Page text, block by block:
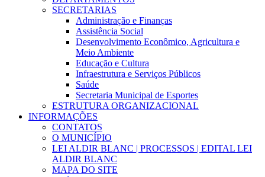
SECRETARIAS
Administração e Finanças
Assistência Social
Desenvolvimento Econômico, Agricultura e
Meio Ambiente
Educação e Cultura
Infraestrutura e Serviços Públicos
Saúde
Secretaria Municipal de Esportes
ESTRUTURA ORGANIZACIONAL
INFORMAÇÕES
CONTATOS
O MUNICÍPIO
LEI ALDIR BLANC | PROCESSOS | EDITAL LEI
ALDIR BLANC
MAPA DO SITE